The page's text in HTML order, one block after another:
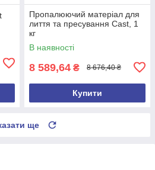
Пропалюючий матеріал для
лиття та пресування Cast, 1
кг
В наявності
8 589,64 ₴ 8 676,40 ₴
Купити
ще